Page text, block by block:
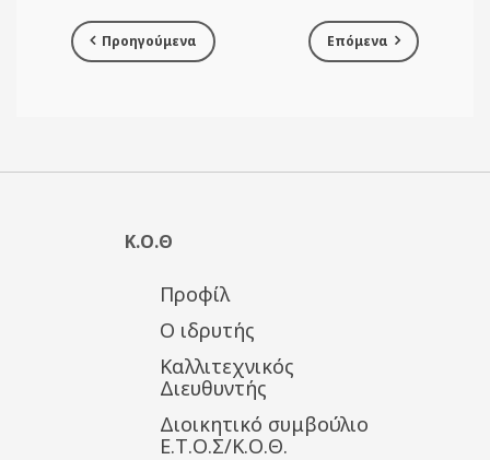
Προηγούμενα Επόμενα
Κ.Ο.Θ
Προφίλ
Ο ιδρυτής
Καλλιτεχνικός
Διευθυντής
Διοικητικό συμβούλιο
Ε.Τ.Ο.Σ/Κ.Ο.Θ.